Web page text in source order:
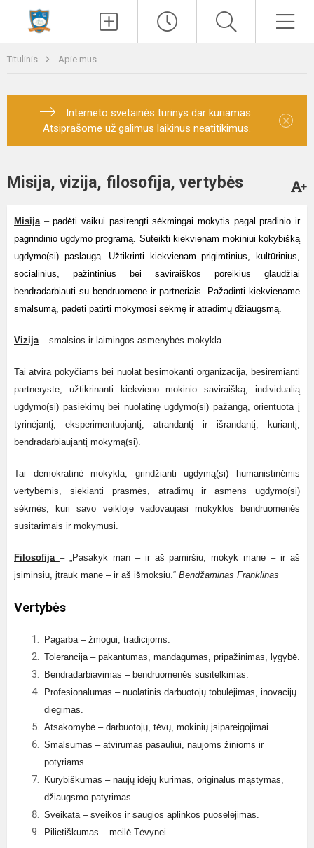
Titulinis Apie mus
Interneto svetainės turinys dar kuriamas.
Atsiprašome už galimus laikinus neatitikimus.
×
Misija, vizija, filosofija, vertybės
Misija–padėti vaikui pasirengti sėkmingai mokytis pagal pradinio ir
pagrindinio ugdymo programą. Suteikti kiekvienam mokiniui kokybišką
ugdymo(si) paslaugą. Užtikrinti kiekvienam prigimtinius, kultūrinius,
socialinius, pažintinius bei saviraiškos poreikius glaudžiai
bendradarbiauti su bendruomene ir partneriais. Pažadinti kiekviename
smalsumą, padėti patirti mokymosi sėkmę ir atradimų džiaugsmą.
Vizija– smalsios ir laimingos asmenybės mokykla.
Tai atvira pokyčiams bei nuolat besimokanti organizacija, besiremianti
partneryste, užtikrinanti kiekvieno mokinio saviraišką, individualią
ugdymo(si) pasiekimų bei nuolatinę ugdymo(si) pažangą, orientuota į
tyrinėjantį, eksperimentuojantį, atrandantį ir išrandantį, kuriantį,
bendradarbiaujantį mokymą(si).
Tai demokratinė mokykla, grindžianti ugdymą(si) humanistinėmis
vertybėmis, siekianti prasmės, atradimų ir asmens ugdymo(si)
sėkmės, kuri savo veikloje vadovaujasi mokyklos bendruomenės
susitarimais ir mokymusi.
Filosofija – „Pasakyk man – ir aš pamiršiu, mokyk mane – ir aš
įsiminsiu, įtrauk mane – ir aš išmoksiu.“ Bendžaminas Franklinas
Vertybės
Pagarba – žmogui, tradicijoms.
Tolerancija – pakantumas, mandagumas, pripažinimas, lygybė.
Bendradarbiavimas – bendruomenės susitelkimas.
Profesionalumas – nuolatinis darbuotojų tobulėjimas, inovacijų
diegimas.
Atsakomybė – darbuotojų, tėvų, mokinių įsipareigojimai.
Smalsumas – atvirumas pasauliui, naujoms žinioms ir
potyriams.
Kūrybiškumas – naujų idėjų kūrimas, originalus mąstymas,
džiaugsmo patyrimas.
Sveikata – sveikos ir saugios aplinkos puoselėjimas.
Pilietiškumas – meilė Tėvynei.